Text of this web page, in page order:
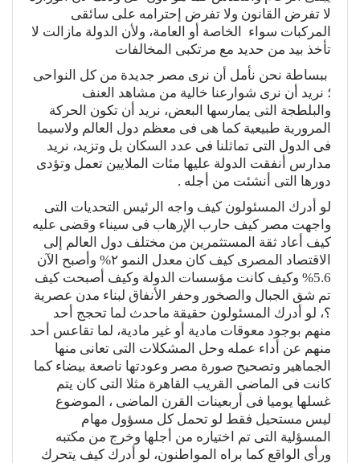
لا تفرض القانون ولا تفرض إحترامه على سائقى
المركبات سواء الخاصة أو العامة، ولأن الدولة مازالت لا
تأخذ بيد من حديد مع مرتكبى المخالفات
ببساطة نحن نأمل أن نرى مصر جديدة من كل النواحى
؛ نريد أن نرى شوارعنا خالية من مشاهد العنف
والبلطجة التى يمارسها البعض، نريد أن تكون الحركة
المرورية طبيعية كما هى فى معظم دول العالم ولاسيما
فى الدول التى تماثلنا فى عدد السكان بل وتزيد، نريد
مدارس أنفقت الدولة عليها مئات الملايين تعمل وتؤدى
دورها التى أنشئت من أجله .
لو أدرك المسئولون كيف واجه الرئيس التحديات التى
واجهت مصر كيف حارب الإرهاب فى سيناء وقضى عليه
كيف أعاد ثقة المستثمرين من مختلف دول العالم إلى
الاقتصاد المصرى كيف كان معدل النمو ٢% وأصبح الآن
5.6% وكيف كانت مؤسسات الدولة وكيف أصبحت كيف
تم شق الجبال والصخور وحفر الأنفاق لبناء مدن عصرية
؟، لو أدرك المسئولون حقيقة ماحدث لما تحجج أحد
منهم بوجود معوقات مادية أو غير مادية، لما تقاعس أحد
منهم عن أداء عمله وحل المشكلات التى تعانى منها
الجماهير وتصحيح صورة مصر وعودتها ناصعة بيضاء كما
كانت فى الماضى القريب القاهرة مثلا التى كان يتم
غسلها يوميا فى أربعينات القرن الماضى ، الموضوع
ليس مستحيل فقط لو تحمل كل مسؤول مهام
المسؤلية التى تم اختياره من أجلها وخرج من مكتبه
ورأى الواقع كما براه المواطنون، لو أدرك كيف يتحرك